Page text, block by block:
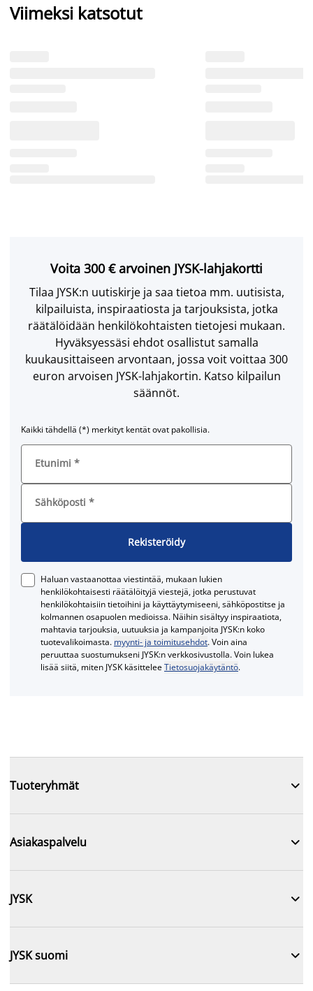
Viimeksi katsotut
Voita 300 € arvoinen JYSK-lahjakortti
Tilaa JYSK:n uutiskirje ja saa tietoa mm. uutisista,
kilpailuista, inspiraatiosta ja tarjouksista, jotka
räätälöidään henkilökohtaisten tietojesi mukaan.
Hyväksyessäsi ehdot osallistut samalla
kuukausittaiseen arvontaan, jossa voit voittaa 300
euron arvoisen JYSK-lahjakortin. Katso kilpailun
säännöt.
Kaikki tähdellä (*) merkityt kentät ovat pakollisia.
Etunimi *
Sähköposti *
Rekisteröidy
Haluan vastaanottaa viestintää, mukaan lukien
henkilökohtaisesti räätälöityjä viestejä, jotka perustuvat
henkilökohtaisiin tietoihini ja käyttäytymiseeni, sähköpostitse ja
kolmannen osapuolen medioissa. Näihin sisältyy inspiraatiota,
mahtavia tarjouksia, uutuuksia ja kampanjoita JYSK:n koko
tuotevalikoimasta. myynti- ja toimitusehdot. Voin aina
peruuttaa suostumukseni JYSK:n verkkosivustolla. Voin lukea
lisää siitä, miten JYSK käsitteleeTietosuojakäytäntö.
Tuoteryhmät 
Asiakaspalvelu 
JYSK 
JYSK suomi 